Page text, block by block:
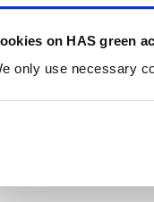
on HAS green
only use necessary